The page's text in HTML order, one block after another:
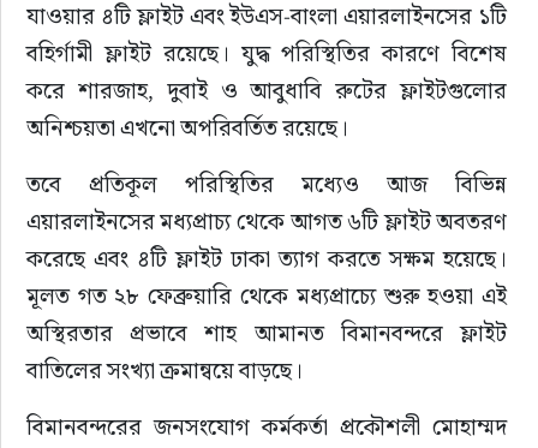
যাওয়ার ৪টি ফ্লাইট এবং ইউএস-বাংলা এয়ারলাইনসের ১টি
বহির্গামী ফ্লাইট রয়েছে। যুদ্ধ পরিস্থিতির কারণে বিশেষ
করে শারজাহ, দুবাই ও আবুধাবি রুটের ফ্লাইটগুলোর
অনিশ্চয়তা এখনো অপরিবর্তিত রয়েছে।
তবে প্রতিকূল পরিস্থিতির মধ্যেও আজ বিভিন্ন
এয়ারলাইনসের মধ্যপ্রাচ্য থেকে আগত ৬টি ফ্লাইট অবতরণ
করেছে এবং ৪টি ফ্লাইট ঢাকা ত্যাগ করতে সক্ষম হয়েছে।
মূলত গত ২৮ ফেব্রুয়ারি থেকে মধ্যপ্রাচ্যে শুরু হওয়া এই
অস্থিরতার প্রভাবে শাহ আমানত বিমানবন্দরে ফ্লাইট
বাতিলের সংখ্যা ক্রমান্বয়ে বাড়ছে।
বিমানবন্দরের জনসংযোগ কর্মকর্তা প্রকৌশলী মোহাম্মদ